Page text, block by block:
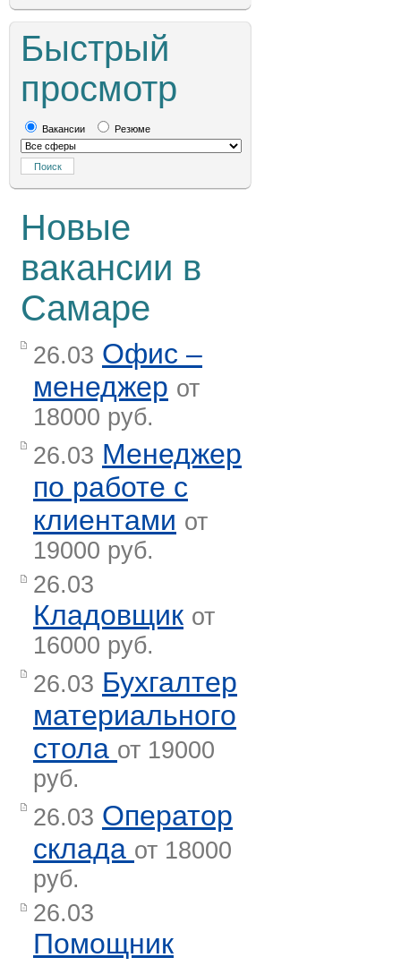
Быстрый
просмотр
Вакансии Резюме
Новые
вакансии в
Самаре
26.03 Офис –
менеджер от
18000 руб.
26.03 Менеджер
по работе с
клиентами от
19000 руб.
26.03
Кладовщик от
16000 руб.
26.03 Бухгалтер
материального
стола от 19000
руб.
26.03 Оператор
склада от 18000
руб.
26.03
Помощник